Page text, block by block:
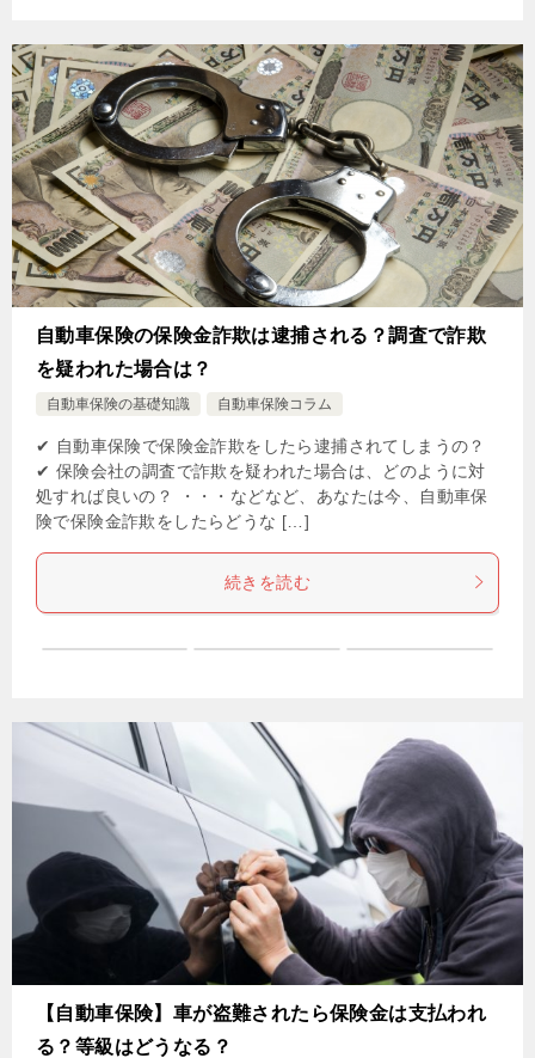
自動車保険の保険金詐欺は逮捕される？調査で詐欺
を疑われた場合は？
自動車保険の基礎知識 自動車保険コラム
✔ 自動車保険で保険金詐欺をしたら逮捕されてしまうの？
✔ 保険会社の調査で詐欺を疑われた場合は、どのように対
処すれば良いの？ ・・・などなど、あなたは今、自動車保
険で保険金詐欺をしたらどうな […]
続きを読む
【自動車保険】車が盗難されたら保険金は支払われ
る？等級はどうなる？